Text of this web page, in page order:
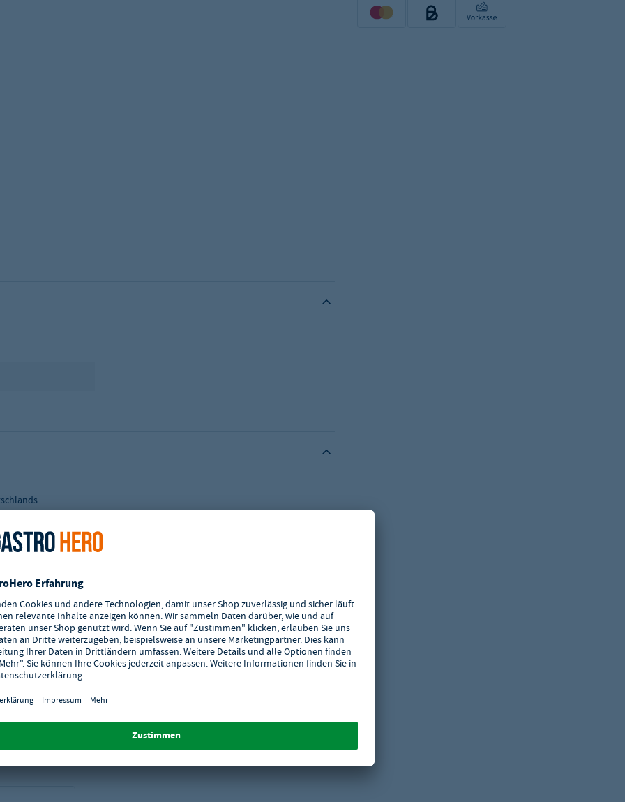
ausgeliefert werden, müssen von einem Fachmann installiert und in
Wasseraufbereitung, von einem Fachmann installiert und in Betrieb
und in Betrieb genommen werden. Die Umrüstung der Gas-Art muss
installiert und in Betrieb genommen werden.
geeigneten Wasseraufbereitung, von einem Fachmann installiert und
abweichen.